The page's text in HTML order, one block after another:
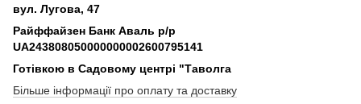
вул. Лугова, 47
Райффайзен Банк Аваль р/р
UA243808050000000002600795141
Готівкою в Садовому центрі "Таволга
Більше інформації про оплату та доставку